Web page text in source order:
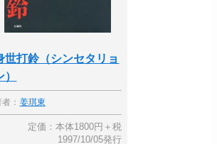
世打鈴（シンセタリョ
）
： 姜琪東
定価：本体1800円＋税
1997/10/05発行